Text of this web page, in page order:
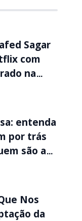
Sagar
com
na
entenda
por trás
são as
Nos
da